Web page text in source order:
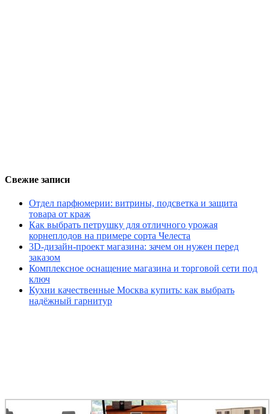
Свежие записи
Отдел парфюмерии: витрины, подсветка и защита
товара от краж
Как выбрать петрушку для отличного урожая
корнеплодов на примере сорта Челеста
3D-дизайн-проект магазина: зачем он нужен перед
заказом
Комплексное оснащение магазина и торговой сети под
ключ
Кухни качественные Москва купить: как выбрать
надёжный гарнитур